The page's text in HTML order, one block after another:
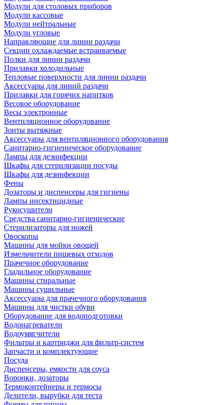
Модули для столовых приборов
Модули кассовые
Модули нейтральные
Модули угловые
Направляющие для линии раздачи
Секции охлаждаемые встраиваемые
Полки для линии раздачи
Прилавки холодильные
Тепловые поверхности для линии раздачи
Аксессуары для линий раздачи
Прилавки для горячих напитков
Весовое оборудование
Весы электронные
Вентиляционное оборудование
Зонты вытяжные
Аксессуары для вентиляционного оборудования
Санитарно-гигиеническое оборудование
Лампы для дезинфекции
Шкафы для стерилизации посуды
Шкафы для дезинфекции
Фены
Дозаторы и диспенсеры для гигиены
Лампы инсектицидные
Рукосушители
Средства санитарно-гигиенические
Стерилизаторы для ножей
Овоскопы
Машины для мойки овощей
Измельчители пищевых отходов
Прачечное оборудование
Гладильное оборудование
Машины стиральные
Машины сушильные
Аксессуары для прачечного оборудования
Машины для чистки обуви
Оборудование для водоподготовки
Водонагреватели
Водоумягчители
Фильтры и картриджи для фильтр-систем
Запчасти и комплектующие
Посуда
Диспенсеры, емкости для соуса
Воронки, дозаторы
Термоконтейнеры и термосы
Делители, вырубки для теста